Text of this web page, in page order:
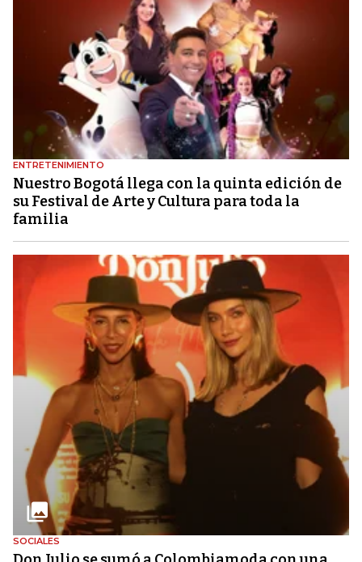
ENTRETENIMIENTO
Nuestro Bogotá llega con la quinta edición de
su Festival de Arte y Cultura para toda la
familia
SOCIALES